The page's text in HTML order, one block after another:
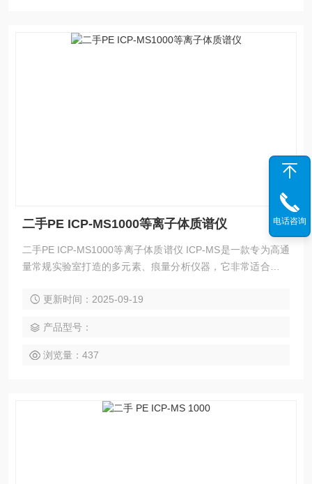
二手PE ICP-MS1000等离子体质谱仪
二手PE ICP-MS1000等离子体质谱仪 ICP-MS是一款专为高通
量常规实验室打造的多元素、痕量分析仪器，它非常适合用于
买成本方面也能符合您的预期。一系列技术使之具分析速度
更新时间：2025-09-19
产品型号：
浏览量：437
电话咨询